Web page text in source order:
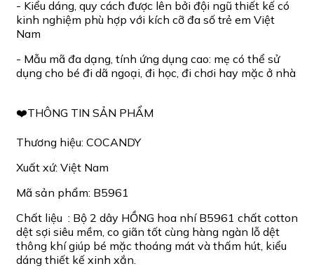
- Kiểu dáng, quy cách được lên bởi đội ngũ thiết kế có
kinh nghiệm phù hợp với kích cỡ đa số trẻ em Việt
Nam
- Mẫu mã đa dạng, tính ứng dụng cao: mẹ có thể sử
dụng cho bé đi dã ngoại, đi học, đi chơi hay mặc ở nhà
❤️THÔNG TIN SẢN PHẨM
Thương hiệu: COCANDY
Xuất xứ: Việt Nam
Mã sản phẩm: B5961
Chất liệu : Bộ 2 dây HỒNG hoa nhí B5961 chất cotton
dệt sợi siêu mềm, co giãn tốt cùng hàng ngàn lỗ dệt
thông khí giúp bé mặc thoáng mát và thấm hút, kiểu
dáng thiết kế xinh xắn.